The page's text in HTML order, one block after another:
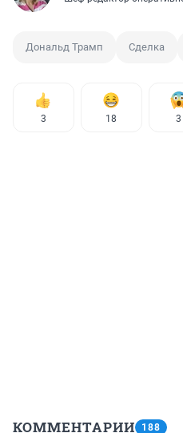
Дональд Трамп Сделка
3 18 3
КОММЕНТАРИИ 188